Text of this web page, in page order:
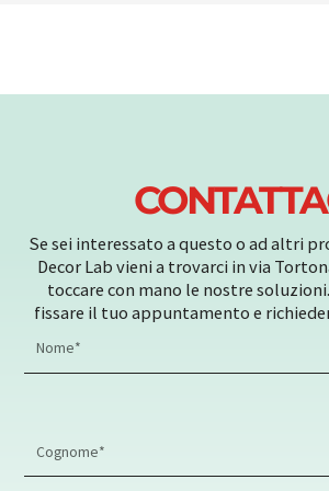
Se sei interessato a questo o ad altri
Decor Lab vieni a trovarci in via
toccare con mano le nostre
fissare il tuo appuntamento e
Name
Name